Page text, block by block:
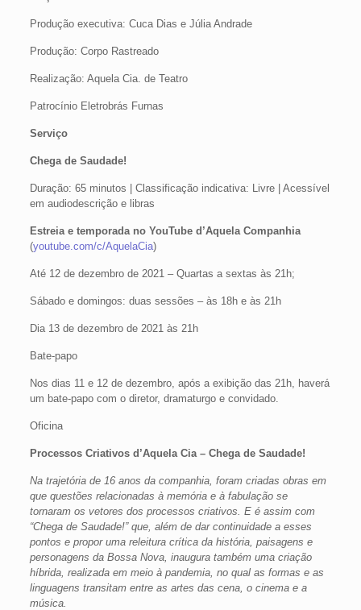
Produção executiva: Cuca Dias e Júlia Andrade
Produção: Corpo Rastreado
Realização: Aquela Cia. de Teatro
Patrocínio Eletrobrás Furnas
Serviço
Chega de Saudade!
Duração: 65 minutos | Classificação indicativa: Livre | Acessível
em audiodescrição e libras
Estreia e temporada no YouTube d’Aquela Companhia
(youtube.com/c/AquelaCia)
Até 12 de dezembro de 2021 – Quartas a sextas às 21h;
Sábado e domingos: duas sessões – às 18h e às 21h
Dia 13 de dezembro de 2021 às 21h
Bate-papo
Nos dias 11 e 12 de dezembro, após a exibição das 21h, haverá
um bate-papo com o diretor, dramaturgo e convidado.
Oficina
Processos Criativos d’Aquela Cia – Chega de Saudade!
Na trajetória de 16 anos da companhia, foram criadas obras em
que questões relacionadas à memória e à fabulação se
tornaram os vetores dos processos criativos. E é assim com
“Chega de Saudade!” que, além de dar continuidade a esses
pontos e propor uma releitura crítica da história, paisagens e
personagens da Bossa Nova, inaugura também uma criação
híbrida, realizada em meio à pandemia, no qual as formas e as
linguagens transitam entre as artes das cena, o cinema e a
música.